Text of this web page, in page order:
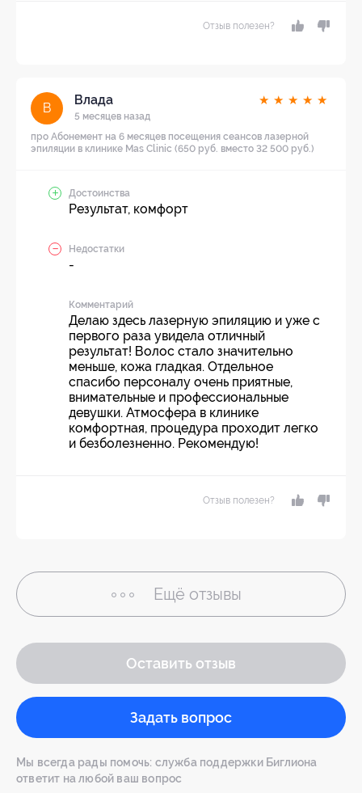
Отзыв полезен?
В
Влада
5 месяцев назад
★ ★ ★ ★ ★
про Абонемент на 6 месяцев посещения сеансов лазерной
эпиляции в клинике Mas Clinic (650 руб. вместо 32 500 руб.)
Достоинства
Результат, комфорт
Недостатки
-
Комментарий
Делаю здесь лазерную эпиляцию и уже с
первого раза увидела отличный
результат! Волос стало значительно
меньше, кожа гладкая. Отдельное
спасибо персоналу очень приятные,
внимательные и профессиональные
девушки. Атмосфера в клинике
комфортная, процедура проходит легко
и безболезненно. Рекомендую!
Отзыв полезен?
Ещё отзывы
Оставить отзыв
Задать вопрос
Мы всегда рады помочь: служба поддержки Биглиона
ответит на любой ваш вопрос